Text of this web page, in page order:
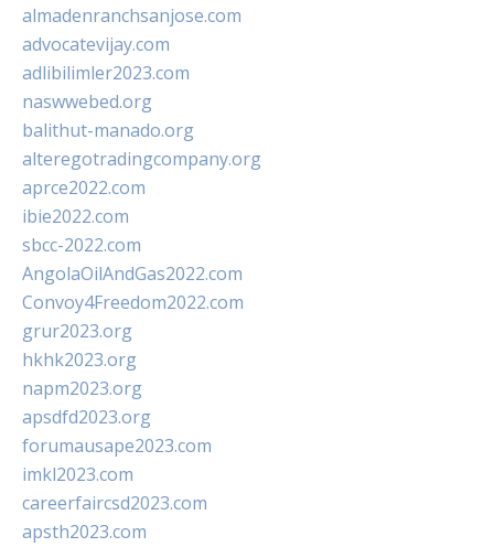
almadenranchsanjose.com
advocatevijay.com
adlibilimler2023.com
naswwebed.org
balithut-manado.org
alteregotradingcompany.org
aprce2022.com
ibie2022.com
sbcc-2022.com
AngolaOilAndGas2022.com
Convoy4Freedom2022.com
grur2023.org
hkhk2023.org
napm2023.org
apsdfd2023.org
forumausape2023.com
imkl2023.com
careerfaircsd2023.com
apsth2023.com